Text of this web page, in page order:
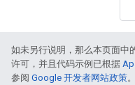
如未另行说明，那么本页面中
许可，并且代码示例已根据
参阅 Google 开发者网站政策